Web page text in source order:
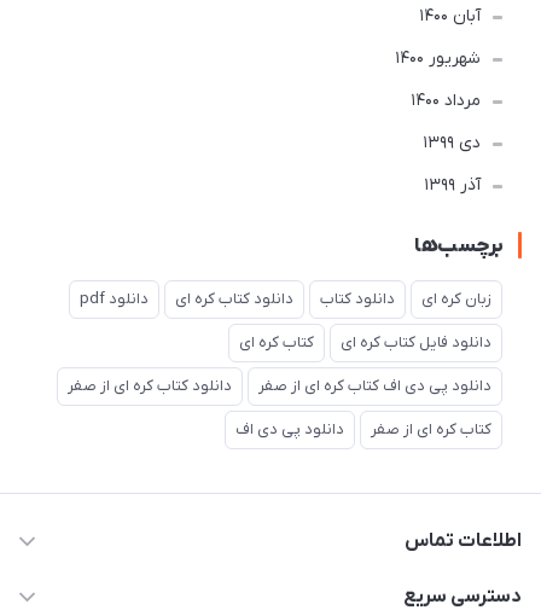
آبان 1400
شهریور 1400
مرداد 1400
دی 1399
آذر 1399
برچسب‌ها
زبان کره ای دانلود کتاب دانلود کتاب کره ای دانلود pdf
دانلود فایل کتاب کره ای کتاب کره ای
دانلود پی دی اف کتاب کره ای از صفر دانلود کتاب کره ای از صفر
کتاب کره ای از صفر دانلود پی دی اف
اطلاعات تماس
09371742423
دسترسی سریع